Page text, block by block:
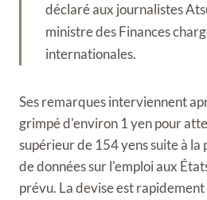
déclaré aux journalistes
ministre des Finances
internationales.
Ses remarques interviennent
grimpé d'environ 1 yen pour
supérieur de 154 yens suite à
de données sur l'emploi aux
prévu. La devise est